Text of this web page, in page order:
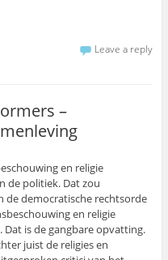
Leave a reply
–
en religie
de politiek. Dat zou
de democratische rechtsorde
en religie
is de gangbare opvatting.
juist de religies en